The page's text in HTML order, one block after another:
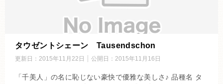
タウゼントシェーン Tausendschon
更新日： 2015年11月22日 公開日： 2015年11月16日
「千美人」の名に恥じない豪快で優雅な美しさ♪ 品種名 タ